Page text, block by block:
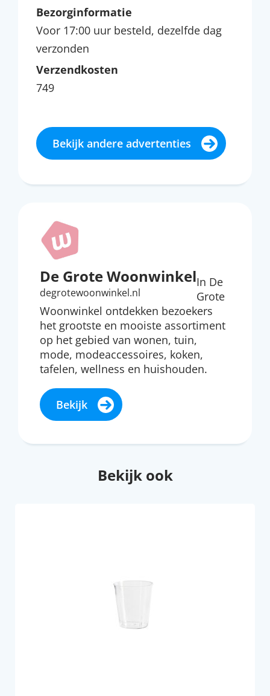
Bezorginformatie
Voor 17:00 uur besteld, dezelfde dag
verzonden
Verzendkosten
749
Bekijk andere advertenties
De Grote Woonwinkel
degrotewoonwinkel.nl
In De
Grote
Woonwinkel ontdekken bezoekers
het grootste en mooiste assortiment
op het gebied van wonen, tuin,
mode, modeaccessoires, koken,
tafelen, wellness en huishouden.
Bekijk
Bekijk ook